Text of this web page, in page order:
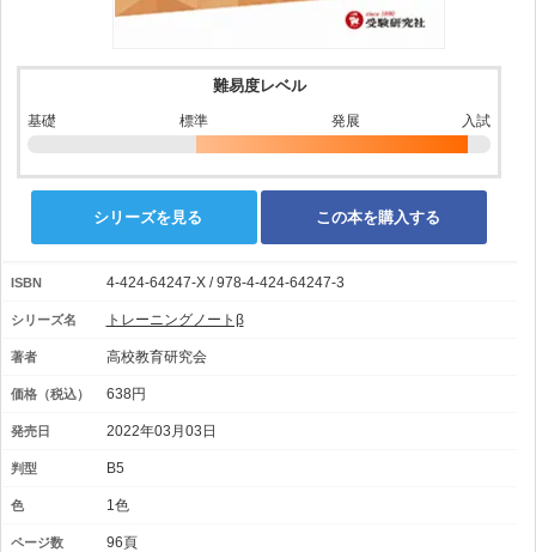
難易度レベル
基礎 標準 発展 入試
シリーズを見る この本を購入する
ISBN 4-424-64247-X / 978-4-424-64247-3
シリーズ名 トレーニングノートβ
著者 高校教育研究会
価格（税込） 638円
発売日 2022年03月03日
判型 B5
色 1色
ページ数 96頁